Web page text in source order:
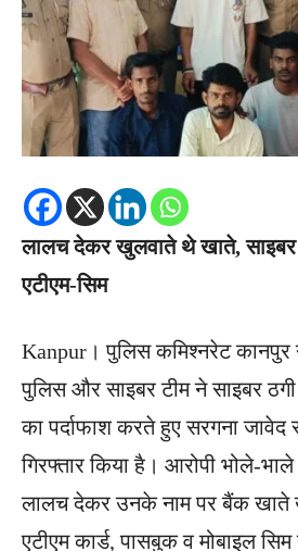
लालच देकर खुलवाते थे खाते,
एटीएम-सिम
Kanpur। पुलिस कमिश्नरेट
पुलिस और साइबर टीम ने साइबर
का पर्दाफाश करते हुए सरगना जावेद
गिरफ्तार किया है। आरोपी भोले-
लालच देकर उनके नाम पर बैंक
एटीएम कार्ड, पासबुक व मोबाइल